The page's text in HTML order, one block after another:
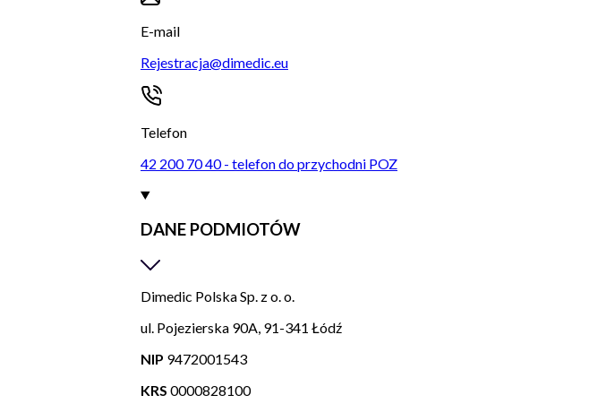
E-mail
Rejestracja@dimedic.eu
Telefon
42 200 70 40 - telefon do przychodni POZ
DANE PODMIOTÓW
Dimedic Polska Sp. z o. o.
ul. Pojezierska 90A, 91-341 Łódź
NIP 9472001543
KRS 0000828100